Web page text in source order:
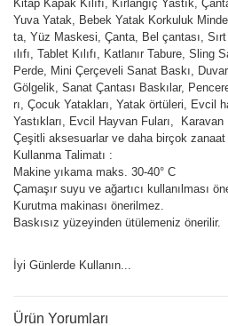
Kitap Kapak Kılıfı, Kırlangıç Yastık,
Yuva Yatak, Bebek Yatak Korkuluk
ta, Yüz Maskesi, Çanta, Bel çantası,
ılıfı, Tablet Kılıfı, Katlanır Tabure, Sling
Perde, Mini Çerçeveli Sanat Baskı,
Gölgelik, Sanat Çantası Baskılar,
rı, Çocuk Yatakları, Yatak örtüleri, Evcil
Yastıkları, Evcil Hayvan Fuları,
Çeşitli aksesuarlar ve daha birçok zanaat
Kullanma Talimatı :
Makine yıkama maks. 30-40° C
Çamaşır suyu ve ağartıcı kullanılması
Kurutma makinası önerilmez.
Baskısız yüzeyinden ütülemeniz önerilir.
İyi Günlerde Kullanın...
Ürün Yorumları